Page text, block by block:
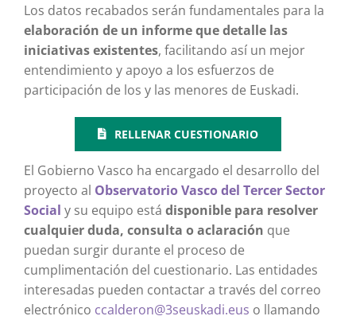
Los datos recabados serán fundamentales para la
elaboración de un informe que detalle las
iniciativas existentes, facilitando así un mejor
entendimiento y apoyo a los esfuerzos de
participación de los y las menores de Euskadi.
RELLENAR CUESTIONARIO
El Gobierno Vasco ha encargado el desarrollo del
proyecto al Observatorio Vasco del Tercer Sector
Social y su equipo está disponible para resolver
cualquier duda, consulta o aclaración que
puedan surgir durante el proceso de
cumplimentación del cuestionario. Las entidades
interesadas pueden contactar a través del correo
electrónico ccalderon@3seuskadi.eus o llamando